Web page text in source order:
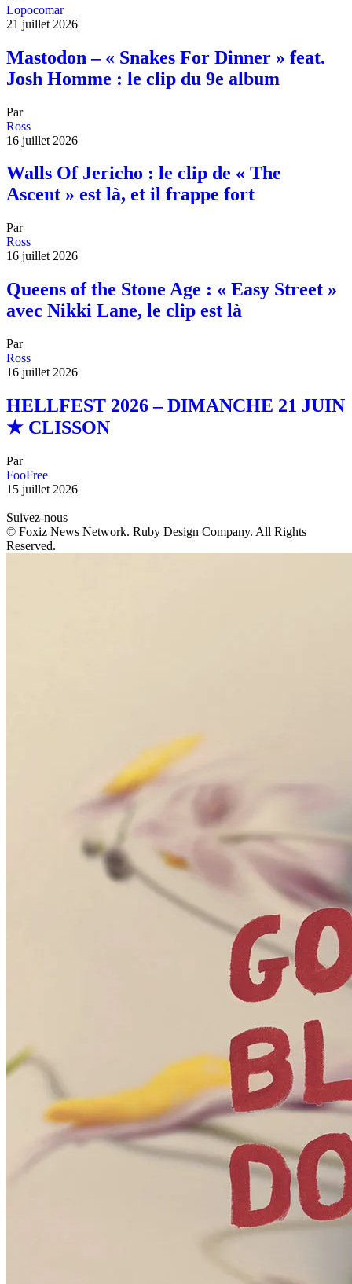
Lopocomar
21 juillet 2026
Mastodon – « Snakes For Dinner » feat.
Josh Homme : le clip du 9e album
Par
Ross
16 juillet 2026
Walls Of Jericho : le clip de « The
Ascent » est là, et il frappe fort
Par
Ross
16 juillet 2026
Queens of the Stone Age : « Easy Street »
avec Nikki Lane, le clip est là
Par
Ross
16 juillet 2026
HELLFEST 2026 – DIMANCHE 21 JUIN
★ CLISSON
Par
FooFree
15 juillet 2026
Suivez-nous
© Foxiz News Network. Ruby Design Company. All Rights
Reserved.